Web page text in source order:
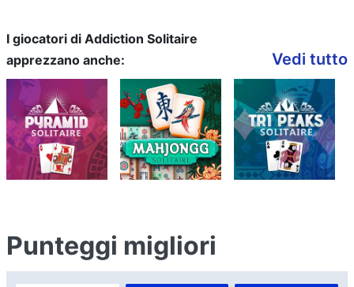
I giocatori di Addiction Solitaire
apprezzano anche:
Vedi tutto
Punteggi migliori